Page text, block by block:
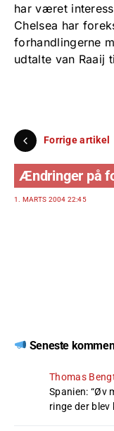
har været
Chelsea har
forhandlingerne
udtalte van Raaij
Forrige artikel
Ændringer på
1. MARTS 2004 22:45
Seneste
Thomas
Spanien: “Øv
ringe der